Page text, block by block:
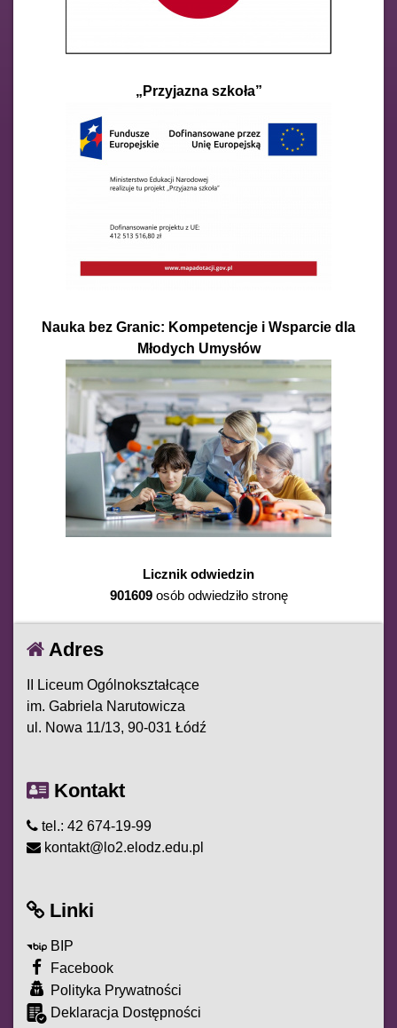
„Przyjazna szkoła”
Nauka bez Granic: Kompetencje i Wsparcie dla
Młodych Umysłów
Licznik odwiedzin
901609osób odwiedziło stronę
Adres
II Liceum Ogólnokształcące
im. Gabriela Narutowicza
ul. Nowa 11/13, 90-031 Łódź
Kontakt
tel.: 42 674-19-99
kontakt@lo2.elodz.edu.pl
Linki
BIP
Facebook
Polityka Prywatności
Deklaracja Dostępności